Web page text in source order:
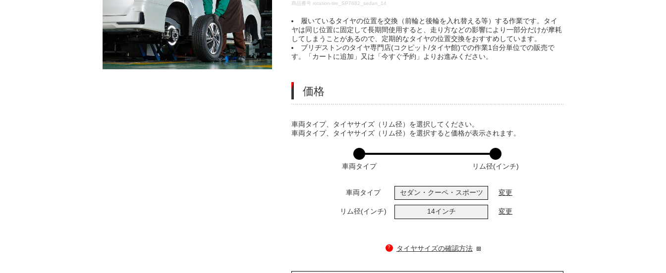
商品番号 rotation-tire_SP7682_sedan_14
履いているタイヤの位置を交換（前輪と後輪を入れ替える等）する作業です。タイ
ヤは同じ位置に固定して長期間使用すると、走り方などの影響により一部分だけが摩耗
してしまうことがあるので、定期的なタイヤの位置交換をおすすめしています。
ブリヂストンのタイヤ専門店(コクピット/タイヤ館)での作業1台分単位での販売で
す。「カートに追加」又は「今すぐ予約」よりお進みください。
価格
VARIATIONS
車両タイプ、タイヤサイズ（リム径）を選択してください。
車両タイプ、タイヤサイズ（リム径）を選択すると価格が表示されます。
車両タイプ リム径(インチ)
車両タイプ セダン・クーペ・スポーツ 変更
リム径(インチ) 14インチ 変更
? タイヤサイズの確認方法